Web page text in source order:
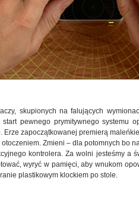
skupionych na falujących
pewnego prymitywnego systemu
Erze zapoczątkowanej premierą
Zmieni – dla potomnych bo
kontrolera. Za wolni jesteśmy a
wyryć w pamięci, aby wnukom
plastikowym klockiem po stole.